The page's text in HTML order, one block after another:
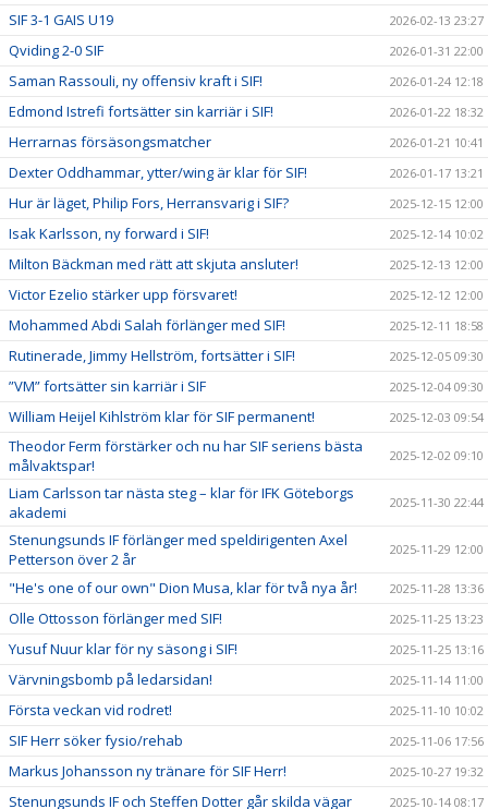
SIF 3-1 GAIS U19 2026-02-13 23:27
Qviding 2-0 SIF 2026-01-31 22:00
Saman Rassouli, ny offensiv kraft i SIF! 2026-01-24 12:18
Edmond Istrefi fortsätter sin karriär i SIF! 2026-01-22 18:32
Herrarnas försäsongsmatcher 2026-01-21 10:41
Dexter Oddhammar, ytter/wing är klar för SIF! 2026-01-17 13:21
Hur är läget, Philip Fors, Herransvarig i SIF? 2025-12-15 12:00
Isak Karlsson, ny forward i SIF! 2025-12-14 10:02
Milton Bäckman med rätt att skjuta ansluter! 2025-12-13 12:00
Victor Ezelio stärker upp försvaret! 2025-12-12 12:00
Mohammed Abdi Salah förlänger med SIF! 2025-12-11 18:58
Rutinerade, Jimmy Hellström, fortsätter i SIF! 2025-12-05 09:30
”VM” fortsätter sin karriär i SIF 2025-12-04 09:30
William Heijel Kihlström klar för SIF permanent! 2025-12-03 09:54
Theodor Ferm förstärker och nu har SIF seriens bästa
målvaktspar!
2025-12-02 09:10
Liam Carlsson tar nästa steg – klar för IFK Göteborgs
akademi
2025-11-30 22:44
Stenungsunds IF förlänger med speldirigenten Axel
Petterson över 2 år
2025-11-29 12:00
"He's one of our own" Dion Musa, klar för två nya år! 2025-11-28 13:36
Olle Ottosson förlänger med SIF! 2025-11-25 13:23
Yusuf Nuur klar för ny säsong i SIF! 2025-11-25 13:16
Värvningsbomb på ledarsidan! 2025-11-14 11:00
Första veckan vid rodret! 2025-11-10 10:02
SIF Herr söker fysio/rehab 2025-11-06 17:56
Markus Johansson ny tränare för SIF Herr! 2025-10-27 19:32
Stenungsunds IF och Steffen Dotter går skilda vägar 2025-10-14 08:17